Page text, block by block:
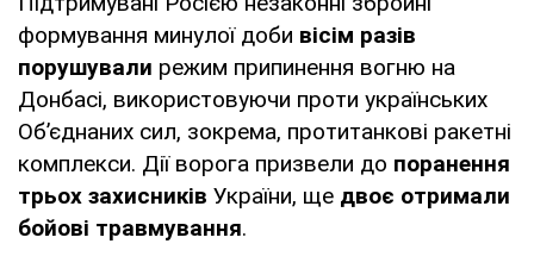
формування минулої доби вісім разів
порушували режим припинення вогню на
Донбасі, використовуючи проти українських
Об’єднаних сил, зокрема, протитанкові ракетні
комплекси. Дії ворога призвели до поранення
трьох захисників України, ще двоє отримали
бойові травмування.